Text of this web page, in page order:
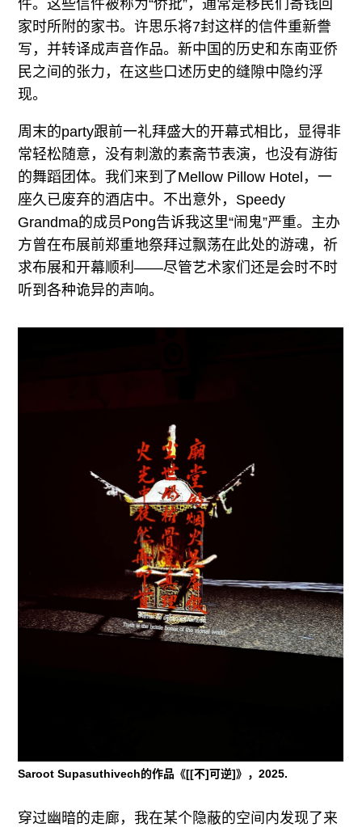
件。这些信件被称为“侨批”，通常是移民们寄钱回
家时所附的家书。许思乐将7封这样的信件重新誊
写，并转译成声音作品。新中国的历史和东南亚侨
民之间的张力，在这些口述历史的缝隙中隐约浮
现。
周末的party跟前一礼拜盛大的开幕式相比，显得非
常轻松随意，没有刺激的素斋节表演，也没有游街
的舞蹈团体。我们来到了Mellow Pillow Hotel，一
座久已废弃的酒店中。不出意外，Speedy
Grandma的成员Pong告诉我这里“闹鬼”严重。主办
方曾在布展前郑重地祭拜过飘荡在此处的游魂，祈
求布展和开幕顺利——尽管艺术家们还是会时不时
听到各种诡异的声响。
Saroot Supasuthivech的作品《[[不]可逆]》，2025.
穿过幽暗的走廊，我在某个隐蔽的空间内发现了来